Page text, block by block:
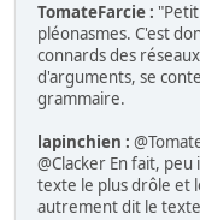
TomateFarcie :
pléonasmes. C'est
connards des
d'arguments, se
grammaire.
lapinchien :
@Clacker En fait,
texte le plus drôle et
autrement dit le